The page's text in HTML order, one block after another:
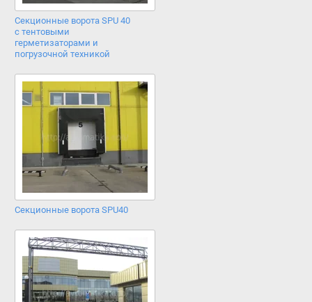
Cекционные ворота SPU 40
с тентовыми
герметизаторами и
погрузочной техникой
Секционные ворота SPU40